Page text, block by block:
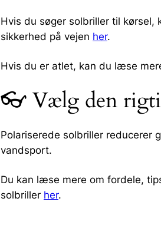
Hvis du søger solbriller til
sikkerhed på vejen her.
Hvis du er atlet, kan du læse
👓 Vælg den
Polariserede solbriller reducerer
vandsport.
Du kan læse mere om fordele,
solbriller her.